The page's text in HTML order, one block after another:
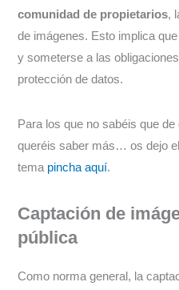
comunidad de propietarios,
de imágenes. Esto implica
y someterse a las
protección de datos.
Para los que no sabéis que
queréis saber más… os dejo
tema pincha aquí.
Captación de
pública
Como norma general, la